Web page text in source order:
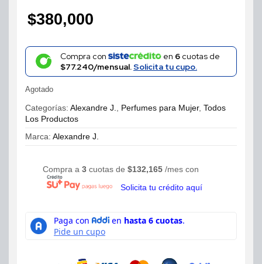
$380,000
Compra con en 6cuotas de
$77.240/mensual.Solicita tu cupo.
Agotado
Categorías: Alexandre J. Perfumes para Mujer, Todos
Los Productos
Marca: Alexandre J.
Compra a 3 cuotas de $132,165 /mes con
Solicita tu crédito aquí